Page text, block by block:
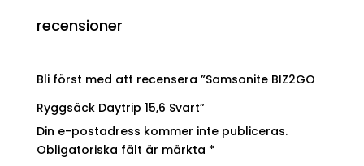
recensioner
Bli först med att recensera ”Samsonite BIZ2GO
Ryggsäck Daytrip 15,6 Svart”
Din e-postadress kommer inte publiceras.
Obligatoriska fält är märkta *